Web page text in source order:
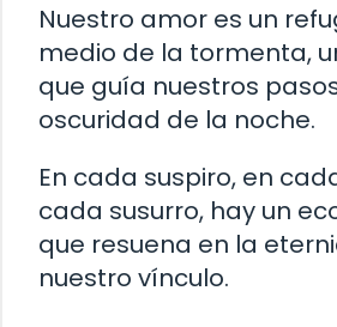
Nuestro amor es un
medio de la tormenta,
que guía nuestros
oscuridad de la noche.
En cada suspiro, en
cada susurro, hay un
que resuena en la
nuestro vínculo.